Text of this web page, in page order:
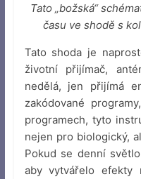
Tato „božská“
času ve shodě s
Tato shoda je
životní přijímač,
nedělá, jen přijímá
zakódované
programech, tyto
nejen pro biologický,
Pokud se denní
aby vytvářelo efekty